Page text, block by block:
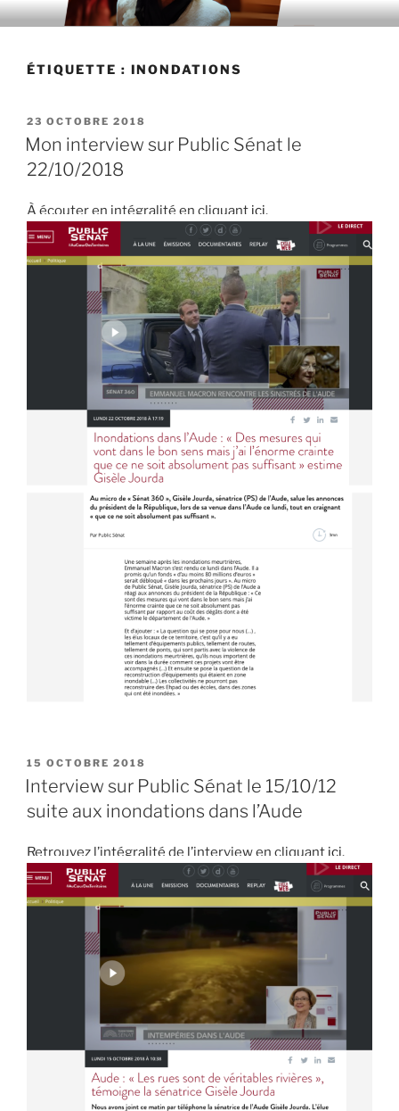
Aller
au
principal
ÉTIQUETTE : INONDATIONS
PUBLIÉ
LE
23 OCTOBRE 2018
Mon interview sur Public Sénat le
22/10/2018
À écouter en intégralité en cliquant ici.
PUBLIÉ
LE
15 OCTOBRE 2018
Interview sur Public Sénat le 15/10/12
suite aux inondations dans l’Aude
Retrouvez l’intégralité de l’interview en cliquant ici.